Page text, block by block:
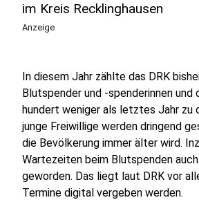
im Kreis Recklinghausen
Anzeige
In diesem Jahr zählte das DRK
Blutspender und -spenderinnen und
hundert weniger als letztes Jahr zu
junge Freiwillige werden dringend
die Bevölkerung immer älter wird.
Wartezeiten beim Blutspenden
geworden. Das liegt laut DRK vor
Termine digital vergeben werden.